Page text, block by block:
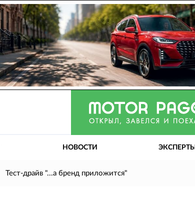
НОВОСТИ ЭКСПЕРТЫ
Тест-драйв "...а бренд приложится"